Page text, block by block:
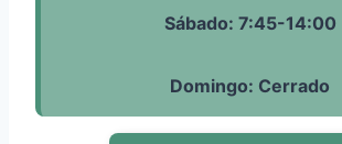
Sábado: 7:45-14:00
Domingo: Cerrado